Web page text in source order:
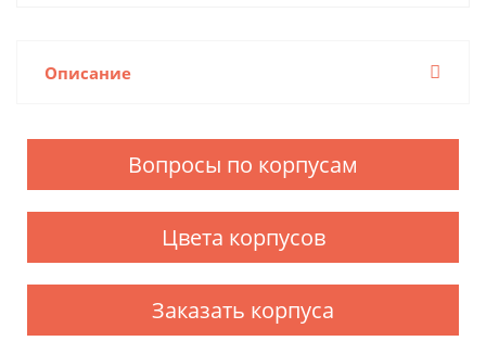
Описание
Вопросы по корпусам
Цвета корпусов
Заказать корпуса